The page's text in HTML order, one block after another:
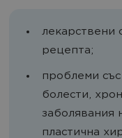
лекарствени
рецепта;
проблеми
болести,
заболявания
пластична